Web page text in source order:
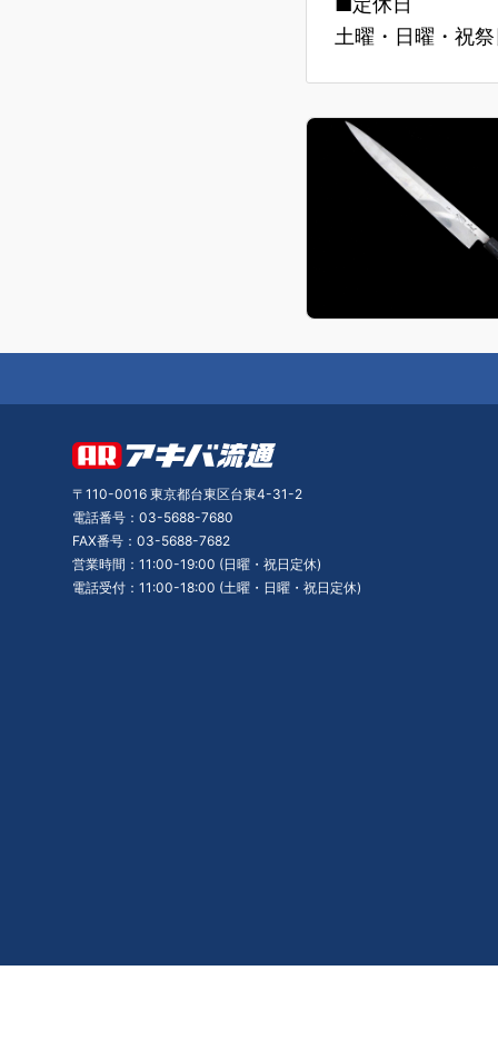
土曜・日曜・祝
〒110-0016 東京都台東区台東4-31-2
電話番号：03-5688-7680
FAX番号：03-5688-7682
営業時間：11:00-19:00 (日曜・祝日定休)
電話受付：11:00-18:00 (土曜・日曜・祝日定休)